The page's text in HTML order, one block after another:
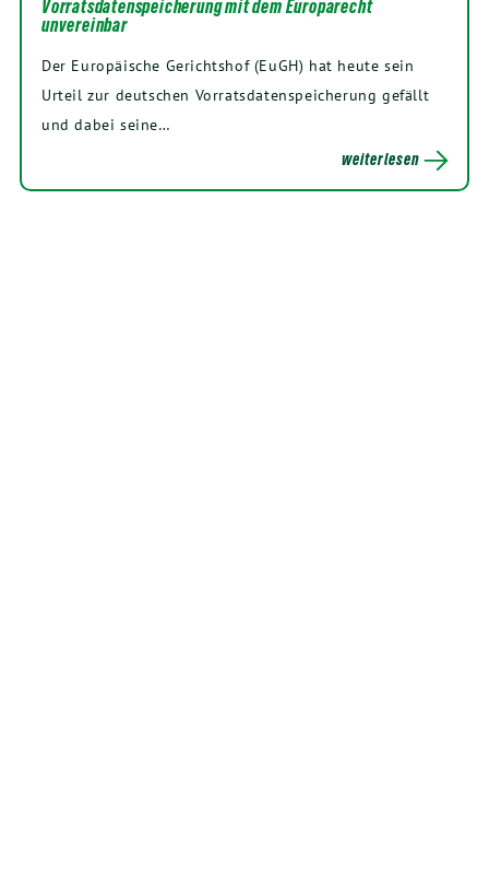
Vorratsdatenspeicherung mit dem Europarecht
unvereinbar
Der Europäische Gerichtshof (EuGH) hat heute sein
Urteil zur deutschen Vorratsdatenspeicherung gefällt
und dabei seine…
weiterlesen